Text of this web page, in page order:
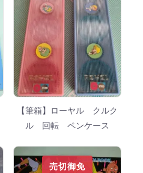
【筆箱】ローヤル クルク
ル 回転 ペンケース
売切御免